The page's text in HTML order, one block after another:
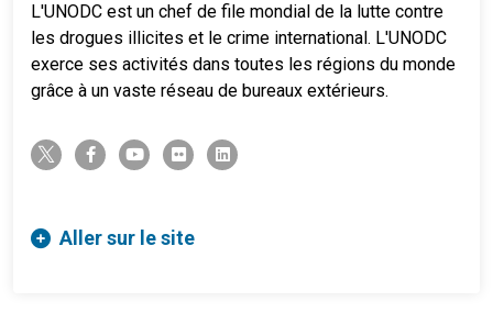
L'UNODC est un chef de file mondial de la lutte contre
les drogues illicites et le crime international. L'UNODC
exerce ses activités dans toutes les régions du monde
grâce à un vaste réseau de bureaux extérieurs.
twitter-x facebook-fyoutube flickr linkedin
Aller sur le site